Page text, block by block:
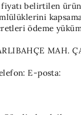
fiyatı belirtilen
ödeme
MAH.
E-posta: